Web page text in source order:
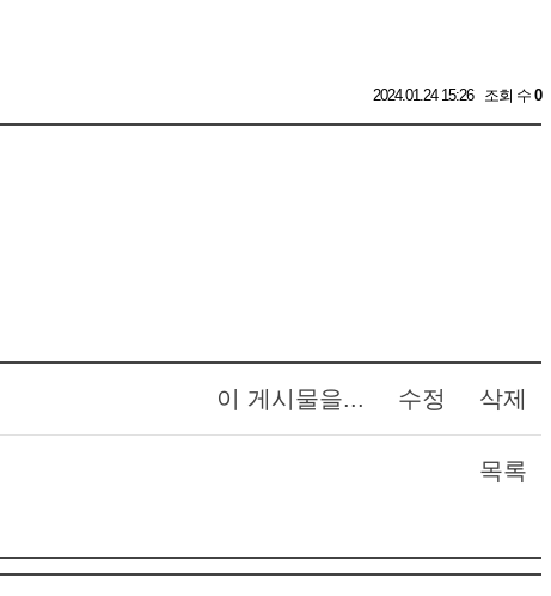
2024.01.24 15:26 조회 수 0
이 게시물을... 수정 삭제
목록